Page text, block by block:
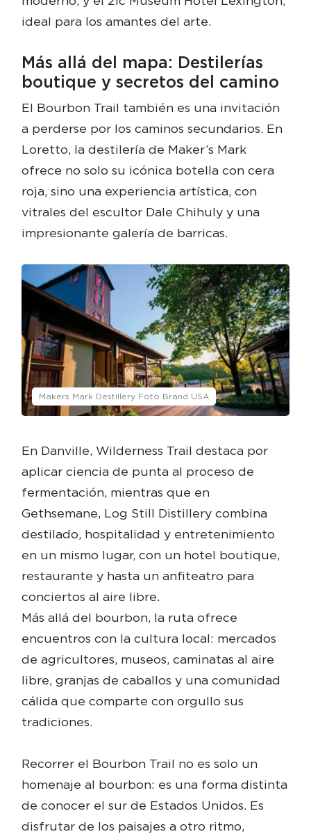
ideal para los amantes del arte.
Más allá del mapa: Destilerías
boutique y secretos del camino
El Bourbon Trail también es una invitación
a perderse por los caminos secundarios. En
Loretto, la destilería de Maker’s Mark
ofrece no solo su icónica botella con cera
roja, sino una experiencia artística, con
vitrales del escultor Dale Chihuly y una
impresionante galería de barricas.
Makers Mark Destillery Foto Brand USA
En Danville, Wilderness Trail destaca por
aplicar ciencia de punta al proceso de
fermentación, mientras que en
Gethsemane, Log Still Distillery combina
destilado, hospitalidad y entretenimiento
en un mismo lugar, con un hotel boutique,
restaurante y hasta un anfiteatro para
conciertos al aire libre.
Más allá del bourbon, la ruta ofrece
encuentros con la cultura local: mercados
de agricultores, museos, caminatas al aire
libre, granjas de caballos y una comunidad
cálida que comparte con orgullo sus
tradiciones.
Recorrer el Bourbon Trail no es solo un
homenaje al bourbon: es una forma distinta
de conocer el sur de Estados Unidos. Es
disfrutar de los paisajes a otro ritmo,